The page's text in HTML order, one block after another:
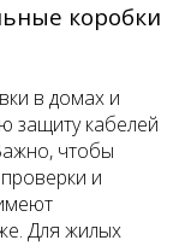
коробки
в домах и
защиту кабелей
чтобы
и
Для жилых